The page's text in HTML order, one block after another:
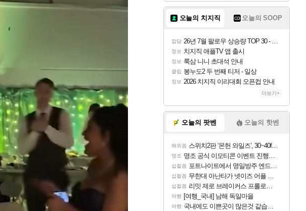
오늘의 치지직 오늘의 SOOP
잡담 26년 7월 팔로우 상승량 TOP 30 - 월간 치지직
정보 치지직 애플TV 앱 출시
정보 룩삼 니니 초대석 안내
클립 봉누도2 두 번째 티저 - 일상
정보 2026 치지직 이리대회 오픈컵 안내
더보기+
오늘의 팟벤 오늘의 핫벤
해외겜 스위치2판 ‘몬헌 와일즈’, 30~40fps 목표 추정
명조 명조 공식 이모티콘 이벤트 진행해봤습니다! 참여부터 추첨까지????
섭컬겜 포트나이트에서 명일방주 엔드필드 [펠리카] 판매 예정
섭컬겜 무한대 아난타가 넷이즈 어플 달력에 일정 등록
섭컬겜 리밋 제로 브레이커스 프롤로그 테스트 후기 영상 업로드
여행 [여행_국내] 남해 독일마을
여행 국내에도 이쁜곳이 많은것 같습니다